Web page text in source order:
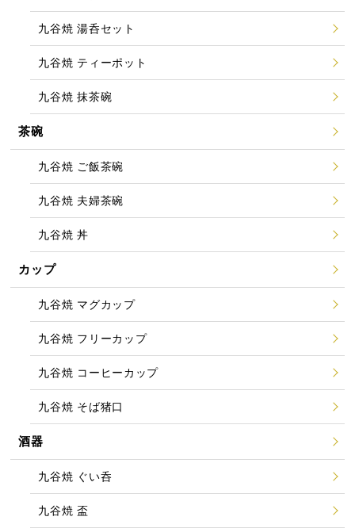
九谷焼 湯呑セット
九谷焼 ティーポット
九谷焼 抹茶碗
茶碗
九谷焼 ご飯茶碗
九谷焼 夫婦茶碗
九谷焼 丼
カップ
九谷焼 マグカップ
九谷焼 フリーカップ
九谷焼 コーヒーカップ
九谷焼 そば猪口
酒器
九谷焼 ぐい呑
九谷焼 盃